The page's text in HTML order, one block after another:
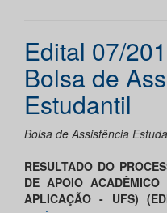
Edital 07/
Bolsa de
Estudantil
Bolsa de Assistência
RESULTADO DO
DE APOIO
APLICAÇÃO - UFS)